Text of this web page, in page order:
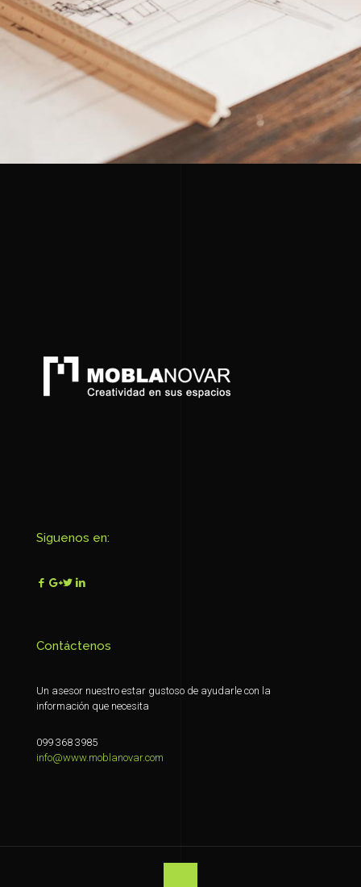
Siguenos en:
Contáctenos
Un asesor nuestro estar gustoso de ayudarle con la
información que necesita
099 368 3985
info@www.moblanovar.com